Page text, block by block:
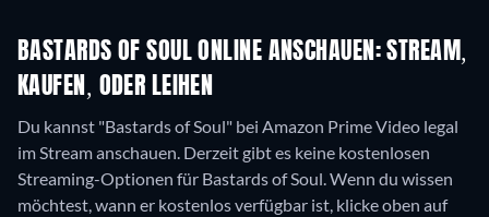
BASTARDS OF SOUL ONLINE ANSCHAUEN: STREAM,
KAUFEN, ODER LEIHEN
Du kannst "Bastards of Soul" bei Amazon Prime Video legal
im Stream anschauen. Derzeit gibt es keine kostenlosen
Streaming-Optionen für Bastards of Soul. Wenn du wissen
möchtest, wann er kostenlos verfügbar ist, klicke oben auf